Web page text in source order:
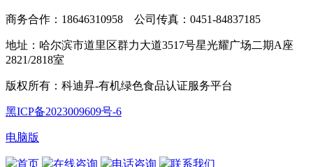
商务合作：18646310958 公司传真：0451-84837185
地址：哈尔滨市道里区群力大道3517号星光耀广场二期A座
2821/2818室
版权所有：科迪昇-有机绿色食品认证服务平台
黑ICP备2023009609号-6
电脑版
首页 在线咨询 电话咨询 联系我们